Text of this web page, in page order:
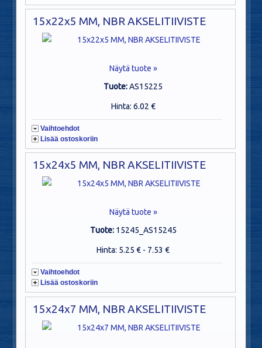
15x22x5 MM, NBR AKSELITIIVISTE
Näytä tuote »
Tuote:AS15225
Hinta: 6.02 €
Vaihtoehdot
Lisää ostoskoriin
15x24x5 MM, NBR AKSELITIIVISTE
Näytä tuote »
Tuote: 15245_AS15245
Hinta: 5.25 € - 7.53 €
Vaihtoehdot
Lisää ostoskoriin
15x24x7 MM, NBR AKSELITIIVISTE